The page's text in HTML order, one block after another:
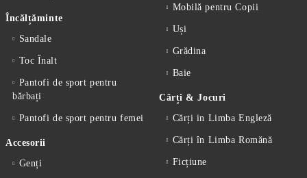
Încălțăminte
Sandale
Toc Înalt
Pantofi de sport pentru
bărbați
Pantofi de sport pentru femei
Accesorii
Genți
Mobilă pentru Copii
Uși
Grădina
Baie
Cărți & Jocuri
Cărți in Limba Engleză
Cărți în Limba Romănă
Ficțiune